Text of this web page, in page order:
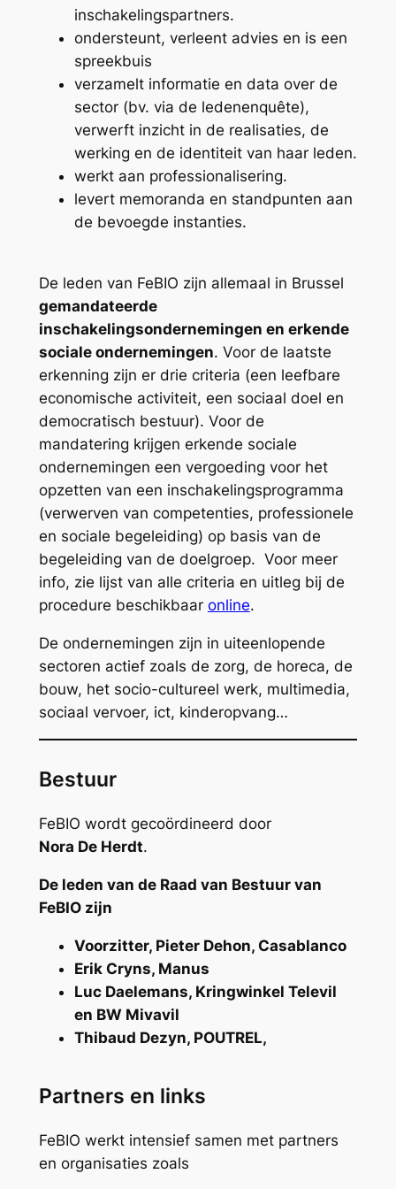
inschakelingspartners.
ondersteunt, verleent advies en is een
spreekbuis
verzamelt informatie en data over de
sector (bv. via de ledenenquête),
verwerft inzicht in de realisaties, de
werking en de identiteit van haar leden.
werkt aan professionalisering.
levert memoranda en standpunten aan
de bevoegde instanties.
De leden van FeBIO zijn allemaal in Brussel
gemandateerde
inschakelingsondernemingen en erkende
sociale ondernemingen. Voor de laatste
erkenning zijn er drie criteria (een leefbare
economische activiteit, een sociaal doel en
democratisch bestuur). Voor de
mandatering krijgen erkende sociale
ondernemingen een vergoeding voor het
opzetten van een inschakelingsprogramma
(verwerven van competenties, professionele
en sociale begeleiding) op basis van de
begeleiding van de doelgroep. Voor meer
info, zie lijst van alle criteria en uitleg bij de
procedure beschikbaar online.
De ondernemingen zijn in uiteenlopende
sectoren actief zoals de zorg, de horeca, de
bouw, het socio-cultureel werk, multimedia,
sociaal vervoer, ict, kinderopvang…
Bestuur
FeBIO wordt gecoördineerd door
Nora De Herdt.
De leden van de Raad van Bestuur van
FeBIO zijn
Voorzitter, Pieter Dehon, Casablanco
Erik Cryns, Manus
Luc Daelemans, Kringwinkel Televil
en BW Mivavil
Thibaud Dezyn, POUTREL,
Partners en links
FeBIO werkt intensief samen met partners
en organisaties zoals